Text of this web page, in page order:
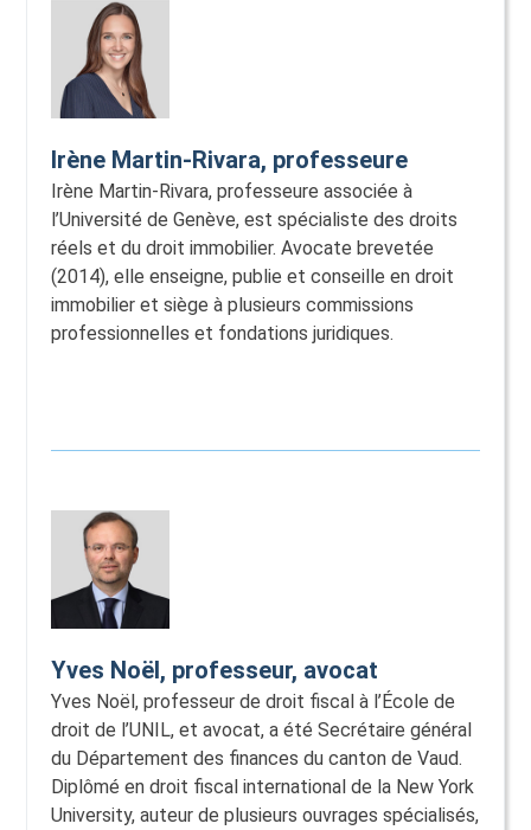
Irène Martin-Rivara, professeure
Irène Martin-Rivara, professeure associée à
l’Université de Genève, est spécialiste des droits
réels et du droit immobilier. Avocate brevetée
(2014), elle enseigne, publie et conseille en droit
immobilier et siège à plusieurs commissions
professionnelles et fondations juridiques.
Yves Noël, professeur, avocat
Yves Noël, professeur de droit fiscal à l’École de
droit de l’UNIL, et avocat, a été Secrétaire général
du Département des finances du canton de Vaud.
Diplômé en droit fiscal international de la New York
University, auteur de plusieurs ouvrages spécialisés,